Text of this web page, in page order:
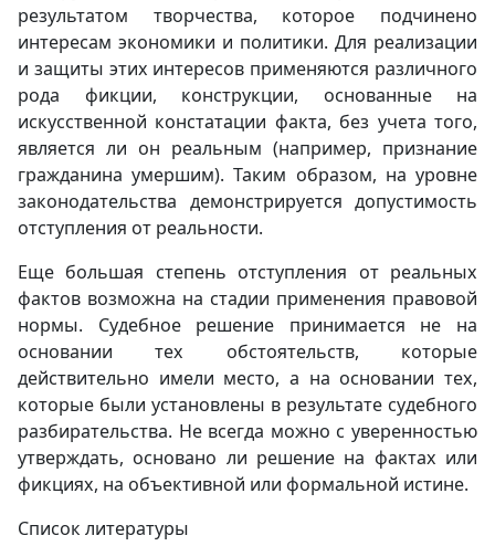
результатом творчества, которое подчинено
интересам экономики и политики. Для реализации
и защиты этих интересов применяются различного
рода фикции, конструкции, основанные на
искусственной констатации факта, без учета того,
является ли он реальным (например, признание
гражданина умершим). Таким образом, на уровне
законодательства демонстрируется допустимость
отступления от реальности.
Еще большая степень отступления от реальных
фактов возможна на стадии применения правовой
нормы. Судебное решение принимается не на
основании тех обстоятельств, которые
действительно имели место, а на основании тех,
которые были установлены в результате судебного
разбирательства. Не всегда можно с уверенностью
утверждать, основано ли решение на фактах или
фикциях, на объективной или формальной истине.
Список литературы